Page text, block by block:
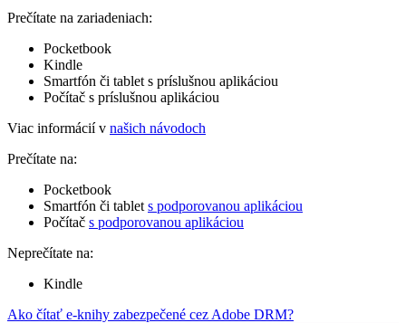
Prečítate na zariadeniach:
Pocketbook
Kindle
Smartfón či tablet s príslušnou aplikáciou
Počítač s príslušnou aplikáciou
Viac informácií v našich návodoch
Prečítate na:
Pocketbook
Smartfón či tablet s podporovanou aplikáciou
Počítač s podporovanou aplikáciou
Neprečítate na:
Kindle
Ako čítať e-knihy zabezpečené cez Adobe DRM?